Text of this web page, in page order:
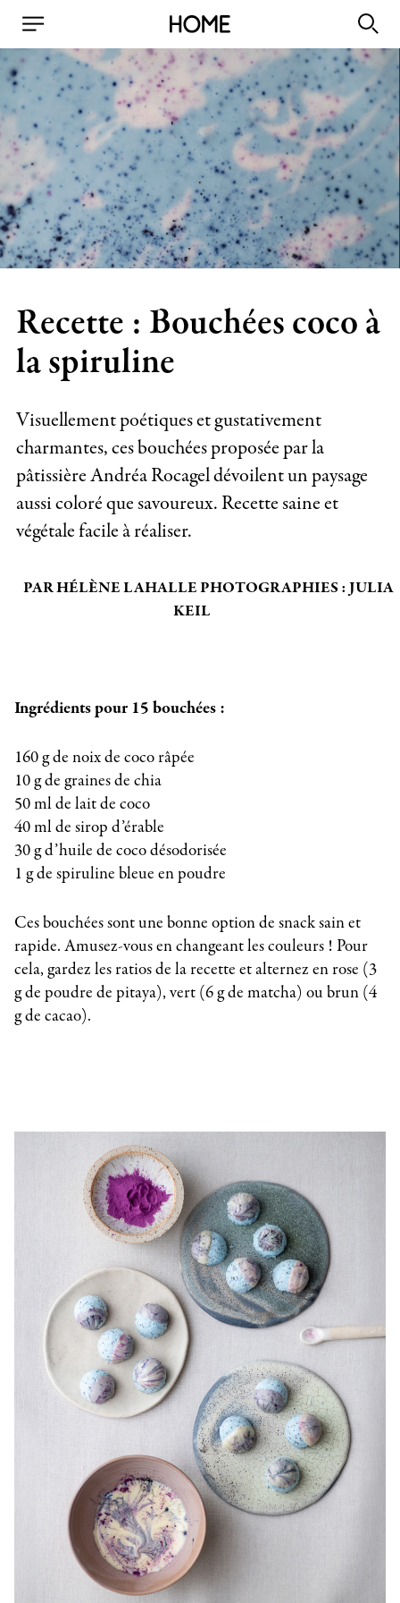
Recette : Bouchées coco à
la spiruline
Visuellement poétiques et gustativement
charmantes, ces bouchées proposée par la
pâtissière Andréa Rocagel dévoilent un paysage
aussi coloré que savoureux. Recette saine et
végétale facile à réaliser.
PAR HÉLÈNE LAHALLE PHOTOGRAPHIES : JULIA
KEIL
Ingrédients pour 15 bouchées :
160 g de noix de coco râpée
10 g de graines de chia
50 ml de lait de coco
40 ml de sirop d’érable
30 g d’huile de coco désodorisée
1 g de spiruline bleue en poudre
Ces bouchées sont une bonne option de snack sain et
rapide. Amusez-vous en changeant les couleurs ! Pour
cela, gardez les ratios de la recette et alternez en rose (3
g de poudre de pitaya), vert (6 g de matcha) ou brun (4
g de cacao).